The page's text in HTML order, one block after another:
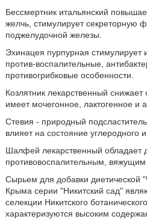
Бессмертник итальянский
желчь, стимулирует секреторную
поджелудочной железы.
Эхинацея пурпурная
против-воспалительные,
противогрибковые особенности.
Козлятник лекарственный снижает
имеет мочегонное, лактогенное и
Стевия - природный
влияет на состояние углеродного
Шалфей лекарственный обладает
противовоспалительным, вяжущим
Сырьем для добавки диетической
Крыма серии "Никитский сад"
селекции Никитского
характеризуются высоким